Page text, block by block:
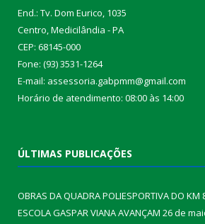
End.: Tv. Dom Eurico, 1035
Centro, Medicilândia - PA
CEP: 68145-000
Fone: (93) 3531-1264
E-mail: assessoria.gabpmm@gmail.com
Horário de atendimento: 08:00 às 14:00
ÚLTIMAS PUBLICAÇÕES
OBRAS DA QUADRA POLIESPORTIVA DO KM
ESCOLA GASPAR VIANA AVANÇAM 26 de